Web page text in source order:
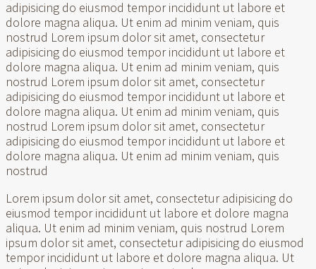
adipisicing do eiusmod tempor incididunt ut labore et
dolore magna aliqua. Ut enim ad minim veniam, quis
nostrud Lorem ipsum dolor sit amet, consectetur
adipisicing do eiusmod tempor incididunt ut labore et
dolore magna aliqua. Ut enim ad minim veniam, quis
nostrud Lorem ipsum dolor sit amet, consectetur
adipisicing do eiusmod tempor incididunt ut labore et
dolore magna aliqua. Ut enim ad minim veniam, quis
nostrud Lorem ipsum dolor sit amet, consectetur
adipisicing do eiusmod tempor incididunt ut labore et
dolore magna aliqua. Ut enim ad minim veniam, quis
nostrud
Lorem ipsum dolor sit amet, consectetur adipisicing do
eiusmod tempor incididunt ut labore et dolore magna
aliqua. Ut enim ad minim veniam, quis nostrud Lorem
ipsum dolor sit amet, consectetur adipisicing do eiusmod
tempor incididunt ut labore et dolore magna aliqua. Ut